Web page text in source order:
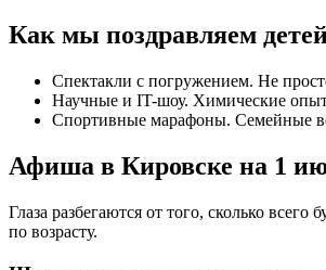
Как мы поздравляем
Спектакли с погружением. Не
Научные и IT-шоу. Химические
Спортивные марафоны. Семейные
Афиша в Кировске на 1
Глаза разбегаются от того, сколько
по возрасту.